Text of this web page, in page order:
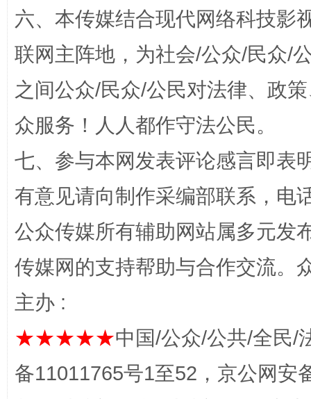
“蜀中异人”王建安的艺术幻境
完善运行机制助力责任有效落实
六、本传媒结合现代网络科技影
联网主阵地，为社会/公众/民众/
之间公众/民众/公民对法律、政
众服务！人人都作守法公民。
七、参与本网发表评论感言即表
有意见请向制作采编部联系，电
公众传媒所有辅助网站属多元发
传媒网的支持帮助与合作交流。
主办 :
★★★★★中国/公众/公共/全民/
备11011765号1至52，京公网安